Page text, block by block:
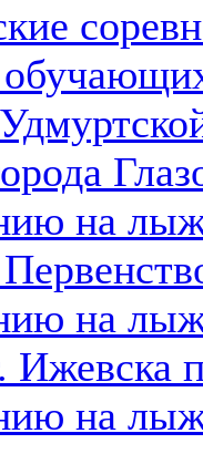
на
на
Ижевска
на